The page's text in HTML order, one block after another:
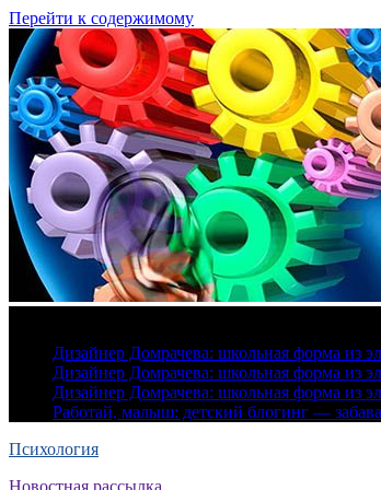
Перейти к содержимому
Дизайнер Домрачева: школьная форма из
Дизайнер Домрачева: школьная форма из
Дизайнер Домрачева: школьная форма из
Работай, малыш: детский блогинг —
Психология
Новостная рассылка